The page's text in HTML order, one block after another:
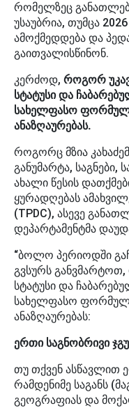
რომელზეც
უსაუბრია, თუმცა
ამოქმედდება და
გაითვალისწინონ.
კერძოდ, როგორ
სტატუსი და
სახელფასო
ანაზღაურებას.
როგორც მზია
განუმარტა, საგნები,
ახალი წესის
ყურადღებას
(TPDC), ასევე
დეპარტამენტმა
“ბოლო პერიოდში
გვსურს
სტატუსი და
სახელფასო
ანაზღაურებას:
ერთი საგნობრივი
​თუ თქვენ ასწავლით
რამდენიმე საგანს
გეოგრაფიას და